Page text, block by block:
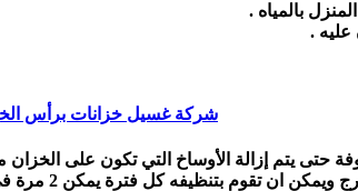
بالمياه .
عليه .
شركة غسيل خزانات برأس
يتم إزالة الأوساخ التي تكون على الخزان
وبالنسبة الى عملية غسيل الخزان الداخلية فانه يتم اتباع التالي :